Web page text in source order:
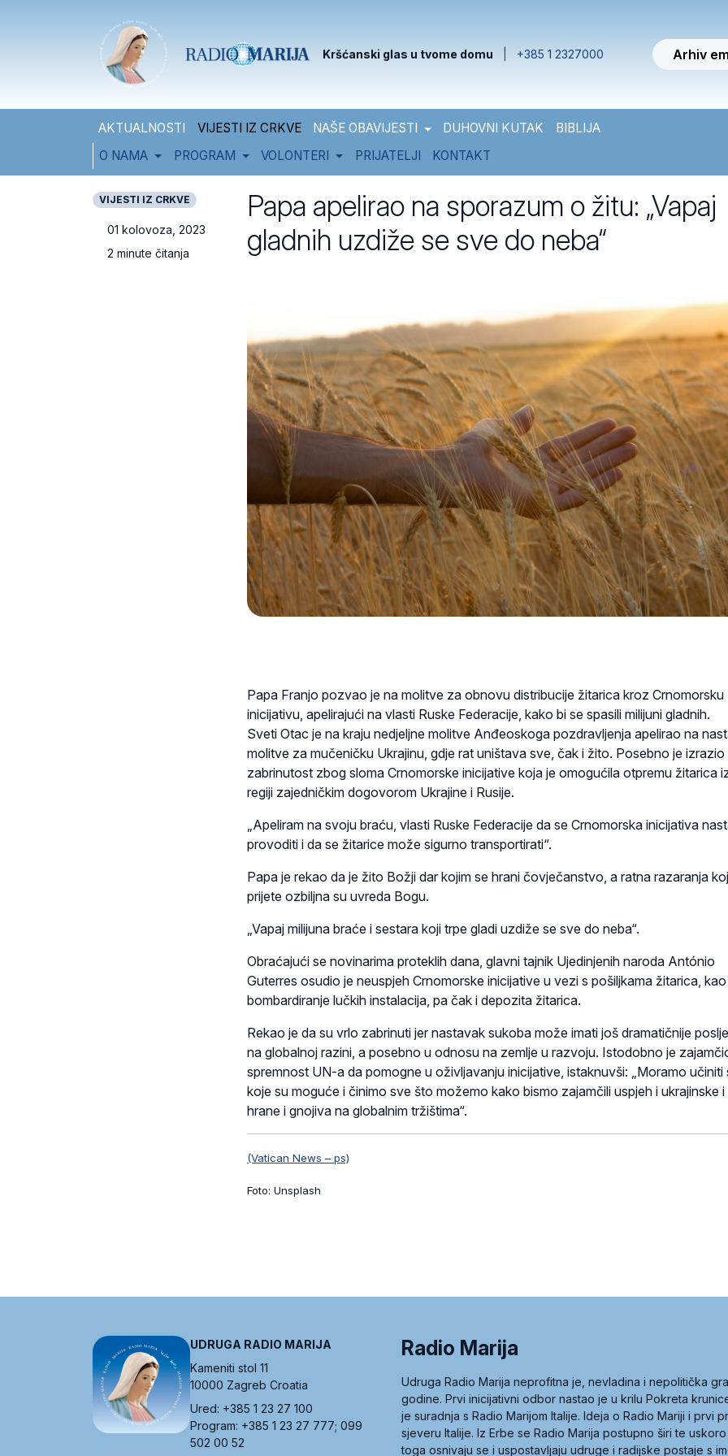
Kršćanski glas u tvome domu +385 1 2327000 Arhiv
AKTUALNOSTI VIJESTI IZ CRKVE NAŠE OBAVIJESTI DUHOVNI KUTAK
BIBLIJA
O NAMA
PROGRAM VOLONTERI PRIJATELJI KONTAKT
VIJESTI IZ CRKVE
01 kolovoza, 2023
2 minute čitanja
Papa apelirao na sporazum o žitu: „Vapaj
gladnih uzdiže se sve do neba“
Papa Franjo pozvao je na molitve za obnovu distribucije žitarica kroz Crnomorsku
inicijativu, apelirajući na vlasti Ruske Federacije, kako bi se spasili milijuni gladnih.
Sveti Otac je na kraju nedjeljne molitve Anđeoskoga pozdravljenja apelirao na
molitve za mučeničku Ukrajinu, gdje rat uništava sve, čak i žito. Posebno je izrazio
zabrinutost zbog sloma Crnomorske inicijative koja je omogućila otpremu žitarica
regiji zajedničkim dogovorom Ukrajine i Rusije.
„Apeliram na svoju braću, vlasti Ruske Federacije da se Crnomorska inicijativa
provoditi i da se žitarice može sigurno transportirati“.
Papa je rekao da je žito Božji dar kojim se hrani čovječanstvo, a ratna razaranja
prijete ozbiljna su uvreda Bogu.
„Vapaj milijuna braće i sestara koji trpe gladi uzdiže se sve do neba“.
Obraćajući se novinarima proteklih dana, glavni tajnik Ujedinjenih naroda António
Guterres osudio je neuspjeh Crnomorske inicijative u vezi s pošiljkama žitarica,
bombardiranje lučkih instalacija, pa čak i depozita žitarica.
Rekao je da su vrlo zabrinuti jer nastavak sukoba može imati još dramatičnije
na globalnoj razini, a posebno u odnosu na zemlje u razvoju. Istodobno je
spremnost UN-a da pomogne u oživljavanju inicijative, istaknuvši: „Moramo učiniti
koje su moguće i činimo sve što možemo kako bismo zajamčili uspjeh i ukrajinske i
hrane i gnojiva na globalnim tržištima“.
(Vatican News – ps)
Foto: Unsplash
UDRUGA RADIO MARIJA
Kameniti stol 11
10000 Zagreb Croatia
Ured: +385 1 23 27 100
Program: +385 1 23 27 777; 099
502 00 52
Radio Marija
Udruga Radio Marija neprofitna je, nevladina i nepolitička
godine. Prvi inicijativni odbor nastao je u krilu Pokreta
je suradnja s Radio Marijom Italije. Ideja o Radio Mariji i prvi
sjeveru Italije. Iz Erbe se Radio Marija postupno širi te
toga osnivaju se i uspostavljaju udruge i radijske postaje s